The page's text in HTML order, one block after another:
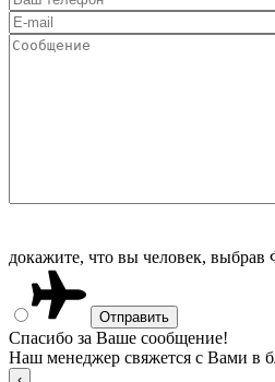
докажите, что вы человек, выбрав
Спасибо за Ваше сообщение!
Наш менеджер свяжется с Вами в